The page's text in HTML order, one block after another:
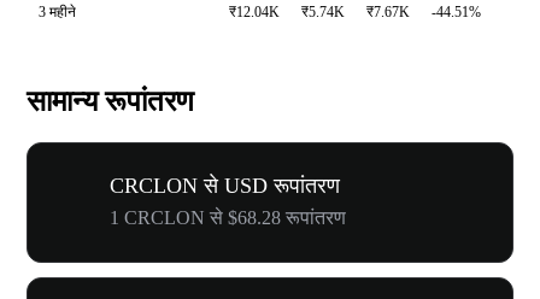
3 महीने
₹12.04K ₹5.74K ₹7.67K -44.51%
सामान्य रूपांतरण
CRCLON से USD रूपांतरण
1 CRCLON से $68.28 रूपांतरण